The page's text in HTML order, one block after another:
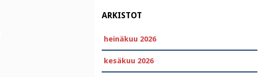
ARKISTOT
heinäkuu 2026
kesäkuu 2026